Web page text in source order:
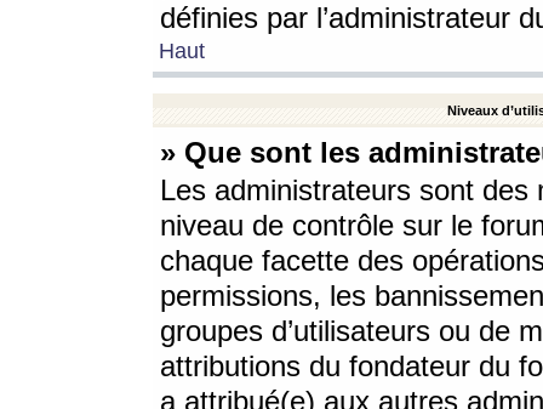
définies par l’administrateur
Haut
Niveaux
» Que sont les
Les administrateurs sont
niveau de contrôle sur le
chaque facette des
permissions, les
groupes d’utilisateurs ou de
attributions du fondateur du
a attribué(e) aux autres